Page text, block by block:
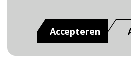
Accepteren